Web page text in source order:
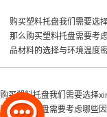
购买塑料托盘我们需要选
那么购买塑料托盘需要考
品材料的选择与环境温度
购买塑料托盘我们需要选择
购买塑料托盘需要考虑哪些